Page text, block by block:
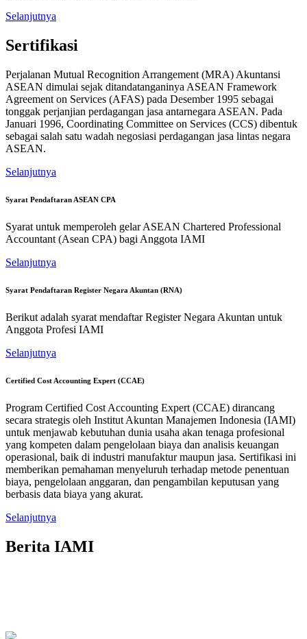
Selanjutnya
Sertifikasi
Perjalanan Mutual Recognition Arrangement (MRA) Akuntansi
ASEAN dimulai sejak ditandatanganinya ASEAN Framework
Agreement on Services (AFAS) pada Desember 1995 sebagai
tonggak perjanjian perdagangan jasa antarnegara ASEAN. Pada
Januari 1996, Coordinating Committee on Services (CCS) dibentuk
sebagai salah satu wadah negosiasi perdagangan jasa lintas negara
ASEAN.
Selanjutnya
Syarat Pendaftaran ASEAN CPA
Syarat untuk memperoleh gelar ASEAN Chartered Professional
Accountant (Asean CPA) bagi Anggota IAMI
Selanjutnya
Syarat Pendaftaran Register Negara Akuntan (RNA)
Berikut adalah syarat mendaftar Register Negara Akuntan untuk
Anggota Profesi IAMI
Selanjutnya
Certified Cost Accounting Expert (CCAE)
Program Certified Cost Accounting Expert (CCAE) dirancang
secara strategis oleh Institut Akuntan Manajemen Indonesia (IAMI)
untuk menjawab kebutuhan dunia usaha akan tenaga profesional
yang kompeten dalam pengelolaan biaya dan analisis keuangan
operasional, baik di industri manufaktur maupun jasa. Sertifikasi ini
memberikan pemahaman menyeluruh terhadap metode penentuan
biaya, pengelolaan anggaran, dan pengambilan keputusan yang
berbasis data biaya yang akurat.
Selanjutnya
Berita IAMI